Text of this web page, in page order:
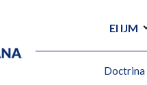
El IJM
Doctrina